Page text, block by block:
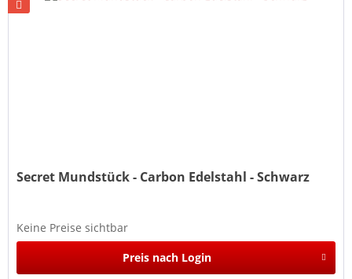
Secret Mundstück - Carbon Edelstahl - Schwarz
Keine Preise sichtbar
Preis nach Login